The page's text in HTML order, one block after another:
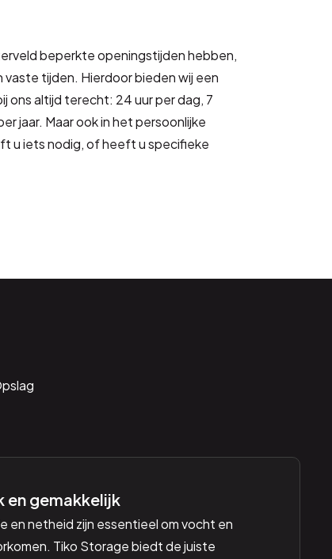
beperkte openingstijden hebben,
tijden. Hierdoor bieden wij een
ons altijd terecht: 24 uur per dag, 7
jaar. Maar ook in het persoonlijke
u iets nodig, of heeft u specifieke
en gemakkelijk
en netheid zijn essentieel om vocht en
Tiko Storage biedt de juiste